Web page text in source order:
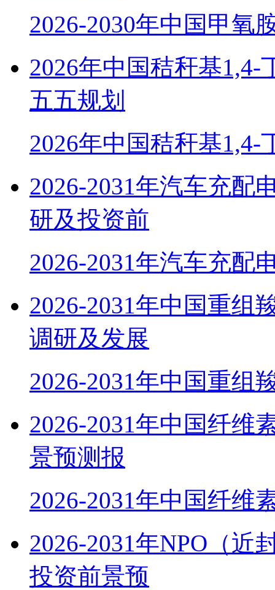
2026-2030年中国甲氧
2026年中国秸秆基1,4-
五五规划
2026年中国秸秆基1,4-
2026-2031年汽车充配
研及投资前
2026-2031年汽车充配
2026-2031年中国重组
调研及发展
2026-2031年中国重组
2026-2031年中国纤维
景预测报
2026-2031年中国纤维
2026-2031年NPO（近
投资前景预